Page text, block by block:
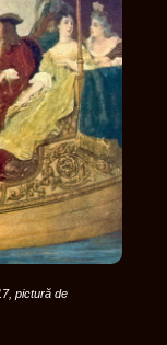
pictură de